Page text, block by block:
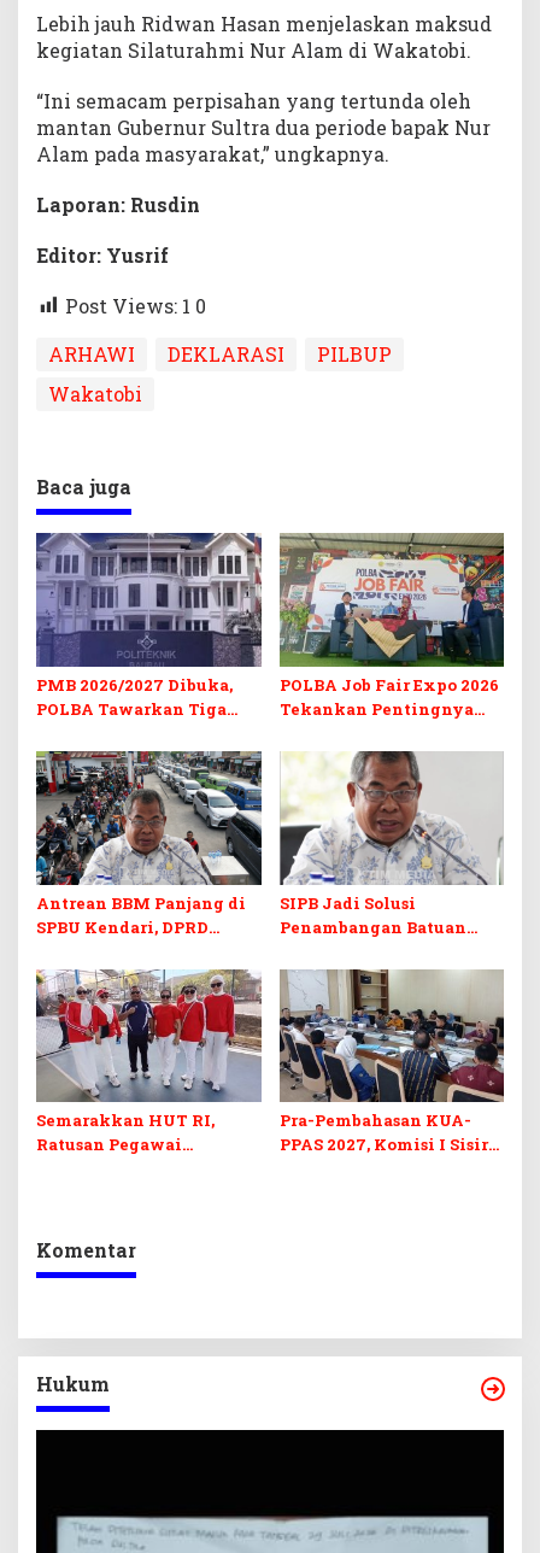
Lebih jauh Ridwan Hasan menjelaskan maksud
kegiatan Silaturahmi Nur Alam di Wakatobi.
“Ini semacam perpisahan yang tertunda oleh
mantan Gubernur Sultra dua periode bapak Nur
Alam pada masyarakat,” ungkapnya.
Laporan: Rusdin
Editor: Yusrif
Post Views: 1 0
ARHAWI
DEKLARASI
PILBUP
Wakatobi
Baca juga
PMB 2026/2027 Dibuka,
POLBA Tawarkan Tiga
Kuliah Gratis
POLBA Job Fair Expo 2026
Tekankan Pentingnya
Digital
Antrean BBM Panjang di
SPBU Kendari, DPRD
Barcode Curang
SIPB Jadi Solusi
Penambangan Batuan
di Sultra
Semarakkan HUT RI,
Ratusan Pegawai
Pra-Pembahasan KUA-
PPAS 2027, Komisi I Sisir
Komentar
Hukum